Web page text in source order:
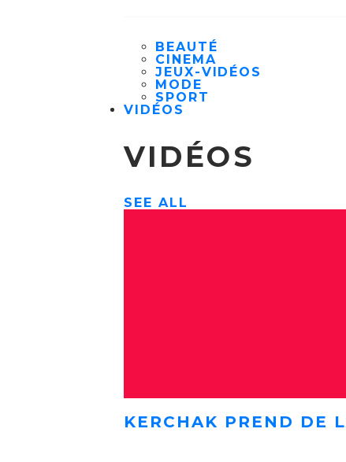
BEAUTÉ
CINEMA
JEUX-VIDÉOS
MODE
SPORT
VIDÉOS
VIDÉOS
SEE ALL
KERCHAK PREND DE